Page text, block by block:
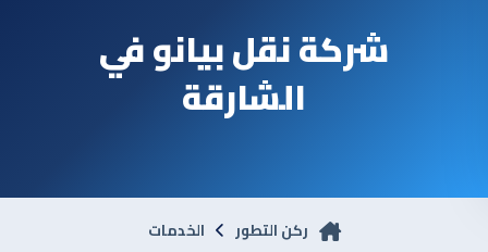
شركة نقل بيانو في
الشارقة
ركن التطور الخدمات